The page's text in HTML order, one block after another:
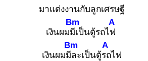
มาแต่งงานกับลูกเศรษฐี
เงินผมมีเ
Bm
ป็นตู้รถไฟ
A
เงินผมมีล
Bm
ะเป็นตู้รถ
A
ไฟ